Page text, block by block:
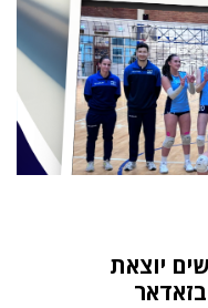
עד גיל 18 לנשים יוצאת